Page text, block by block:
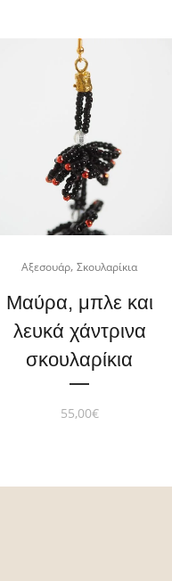
Αξεσουάρ,Σκουλαρίκια
Μαύρα, μπλε και
λευκά χάντρινα
σκουλαρίκια
55,00€